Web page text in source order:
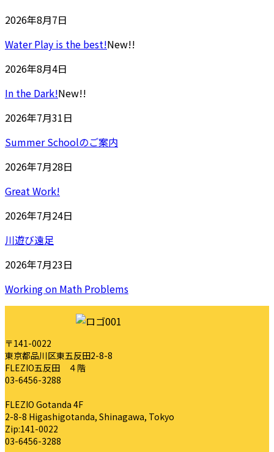
2026年8月7日
Water Play is the best!New!!
2026年8月4日
In the Dark!New!!
2026年7月31日
Summer Schoolのご案内
2026年7月28日
Great Work!
2026年7月24日
川遊び遠足
2026年7月23日
Working on Math Problems
〒141-0022
東京都品川区東五反田2-8-8
FLEZIO五反田 ４階
03-6456-3288
FLEZIO Gotanda 4F
2-8-8 Higashigotanda, Shinagawa, Tokyo
Zip:141-0022
03-6456-3288